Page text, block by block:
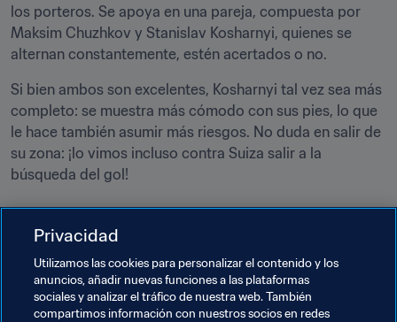
los porteros. Se apoya en una pareja, compuesta por
Maksim Chuzhkov y Stanislav Kosharnyi, quienes se
alternan constantemente, estén acertados o no.
Si bien ambos son excelentes, Kosharnyi tal vez sea más
completo: se muestra más cómodo con sus pies, lo que
le hace también asumir más riesgos. No duda en salir de
su zona: ¡lo vimos incluso contra Suiza salir a la
búsqueda del gol!
seguir!
Privacidad
Utilizamos las cookies para personalizar el contenido y los
anuncios, añadir nuevas funciones a las plataformas
sociales y analizar el tráfico de nuestra web. También
compartimos información con nuestros socios en redes